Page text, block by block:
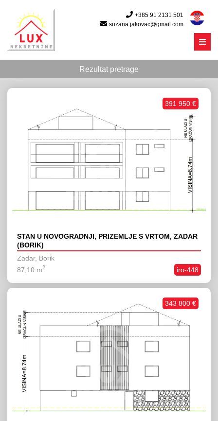
+385 91 2131 501
suzana.jakovac@gmail.com
Menu
Rezultat pretrage
STAN U NOVOGRADNJI, PRIZEMLJE S VRTOM, ZADAR
(BORIK)
Zadar, Borik
iro-448
87,10 m2
391 950 €
343 800 €